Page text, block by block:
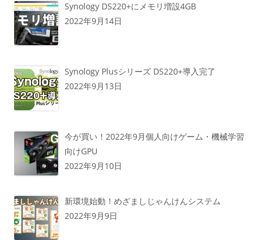
Synology DS220+にメモリ増設4GB
2022年9月14日
Synology Plusシリーズ DS220+導入完了
2022年9月13日
今が買い！2022年9月個人向けゲーム・機械学習
向けGPU
2022年9月10日
新環境始動！めざましじゃんけんシステム
2022年9月9日